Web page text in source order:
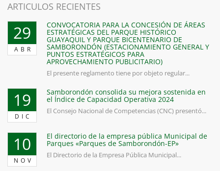
ARTICULOS RECIENTES
29
ABR
CONVOCATORIA PARA LA CONCESIÓN DE ÁREAS
ESTRATÉGICAS DEL PARQUE HISTÓRICO
GUAYAQUIL Y PARQUE BICENTENARIO DE
SAMBORONDÓN (ESTACIONAMIENTO GENERAL Y
PUNTOS ESTRATÉGICOS PARA
APROVECHAMIENTO PUBLICITARIO)
El presente reglamento tiene por objeto regular...
19
DIC
Samborondón consolida su mejora sostenida en
el Índice de Capacidad Operativa 2024
El Consejo Nacional de Competencias (CNC) presentó...
10
NOV
El directorio de la empresa pública Municipal de
Parques «Parques de Samborondón-EP»
El Directorio de la Empresa Pública Municipal...